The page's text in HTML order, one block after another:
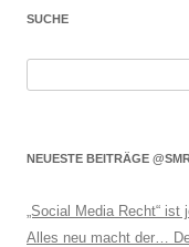
SUCHE
NEUESTE BEITRÄGE
„Social Media Recht“ ist
Alles neu macht der…